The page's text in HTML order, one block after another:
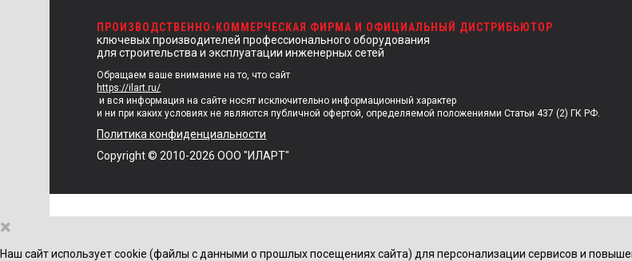
ПРОИЗВОДСТВЕННО-КОММЕРЧЕСКАЯ ФИРМА И ОФИЦИАЛЬНЫЙ ДИСТРИБЬЮТОР
ключевых производителей профессионального оборудования
для строительства и эксплуатации инженерных сетей
Обращаем ваше внимание на то, что сайт
https://ilart.ru/
и вся информация на сайте носят исключительно информационный характер
и ни при каких условиях не являются публичной офертой, определяемой положениями Статьи 437 (2) ГК РФ.
Политика конфиденциальности
Copyright © 2010-2026 ООО "ИЛАРТ"
×
Наш сайт использует cookie (файлы с данными о прошлых посещениях сайта) для персонализации сервисов и